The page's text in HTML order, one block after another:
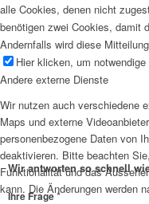
alle Cookies, denen nicht
benötigen zwei Cookies, damit
Andernfalls wird diese
Hier klicken, um
Andere externe Dienste
Wir nutzen auch verschiedene
Maps und externe
personenbezogene Daten von
deaktivieren. Bitte beachten
Funktionalität und das
kann. Die Änderungen werden
Wir antworten so schnell
Ihre Frage*